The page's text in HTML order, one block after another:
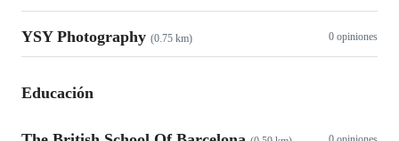
YSY Photography (0.75 km) 0 opiniones
Educación